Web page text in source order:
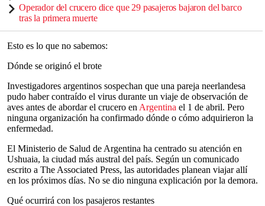
Operador del crucero dice que 29 pasajeros bajaron del barco
tras la primera muerte
Esto es lo que no sabemos:
Dónde se originó el brote
Investigadores argentinos sospechan que una pareja neerlandesa
pudo haber contraído el virus durante un viaje de observación de
aves antes de abordar el crucero en Argentina el 1 de abril. Pero
ninguna organización ha confirmado dónde o cómo adquirieron la
enfermedad.
El Ministerio de Salud de Argentina ha centrado su atención en
Ushuaia, la ciudad más austral del país. Según un comunicado
escrito a The Associated Press, las autoridades planean viajar allí
en los próximos días. No se dio ninguna explicación por la demora.
Qué ocurrirá con los pasajeros restantes